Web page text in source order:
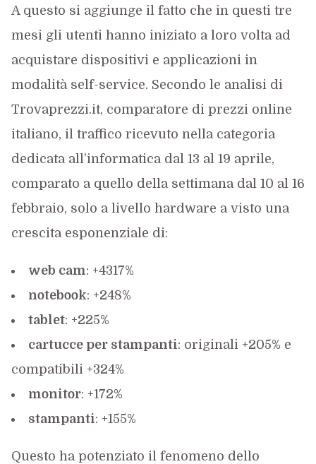
A questo si aggiunge il fatto che in questi tre
mesi gli utenti hanno iniziato a loro volta ad
acquistare dispositivi e applicazioni in
modalità self-service. Secondo le analisi di
Trovaprezzi.it, comparatore di prezzi online
italiano, il traffico ricevuto nella categoria
dedicata all’informatica dal 13 al 19 aprile,
comparato a quello della settimana dal 10 al 16
febbraio, solo a livello hardware a visto una
crescita esponenziale di:
web cam: +4317%
notebook: +248%
tablet: +225%
cartucce per stampanti: originali +205% e
compatibili +324%
monitor: +172%
stampanti: +155%
Questo ha potenziato il fenomeno dello